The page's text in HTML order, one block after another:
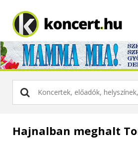
Hajnalban meghalt